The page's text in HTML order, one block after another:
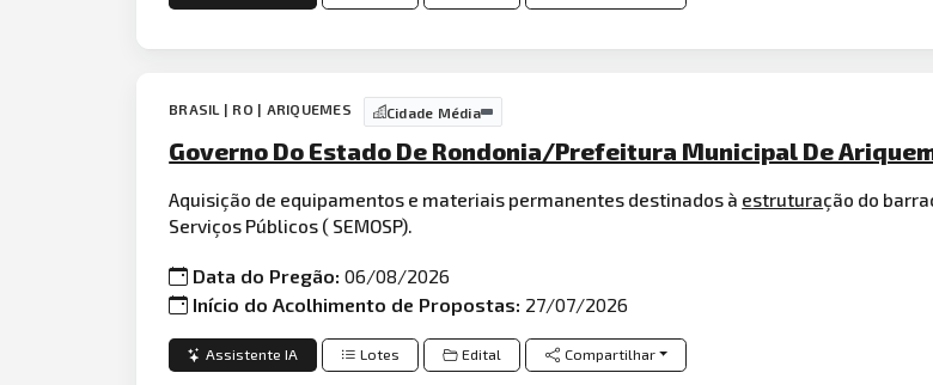
BRASIL | RO | ARIQUEMES Cidade Média
Governo Do Estado De Rondonia/Prefeitura Municipal De
Aquisição de equipamentos e materiais permanentes destinados à estruturação do
Serviços Públicos ( SEMOSP).
Data do Pregão:06/08/2026
Início do Acolhimento de Propostas: 27/07/2026
Assistente IA Lotes Edital Compartilhar